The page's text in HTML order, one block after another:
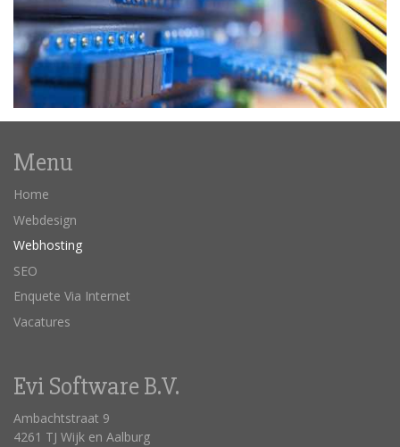
Menu
Home
Webdesign
Webhosting
SEO
Enquete Via Internet
Vacatures
Evi Software B.V.
Ambachtstraat 9
4261 TJ Wijk en Aalburg